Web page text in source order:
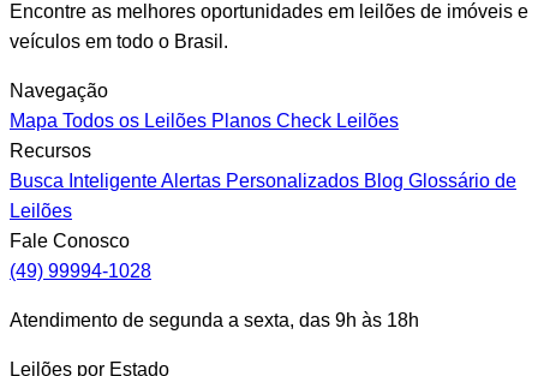
Encontre as melhores oportunidades em leilões de imóveis e
veículos em todo o Brasil.
Navegação
Mapa Todos os Leilões Planos Check Leilões
Recursos
Busca InteligenteAlertas Personalizados Blog Glossário de
Leilões
Fale Conosco
(49) 99994-1028
Atendimento de segunda a sexta, das 9h às 18h
Leilões por Estado